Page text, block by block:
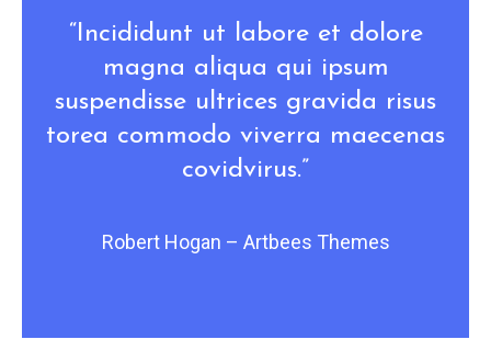
“Incididunt ut labore et dolore
magna aliqua qui ipsum
suspendisse ultrices gravida risus
torea commodo viverra maecenas
covidvirus.”
Robert Hogan – Artbees Themes